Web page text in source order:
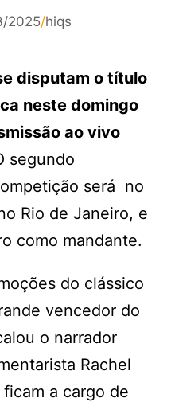
2025/hiqs
disputam o título
neste domingo
ao vivo
segundo
será no
Rio de Janeiro, e
como mandante.
do clássico
vencedor do
o narrador
Rachel
a cargo de